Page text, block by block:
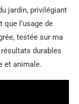
jardin, privilégiant
que l’usage de
testée sur ma
durables
et animale.